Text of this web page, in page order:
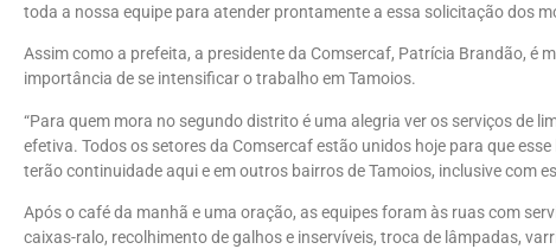
toda a nossa equipe para atender prontamente a essa solicitação dos
Assim como a prefeita, a presidente da Comsercaf, Patrícia Brandão, é
importância de se intensificar o trabalho em Tamoios.
“Para quem mora no segundo distrito é uma alegria ver os serviços de
efetiva. Todos os setores da Comsercaf estão unidos hoje para que
terão continuidade aqui e em outros bairros de Tamoios, inclusive com
Após o café da manhã e uma oração, as equipes foram às ruas com
caixas-ralo, recolhimento de galhos e inservíveis, troca de lâmpadas,